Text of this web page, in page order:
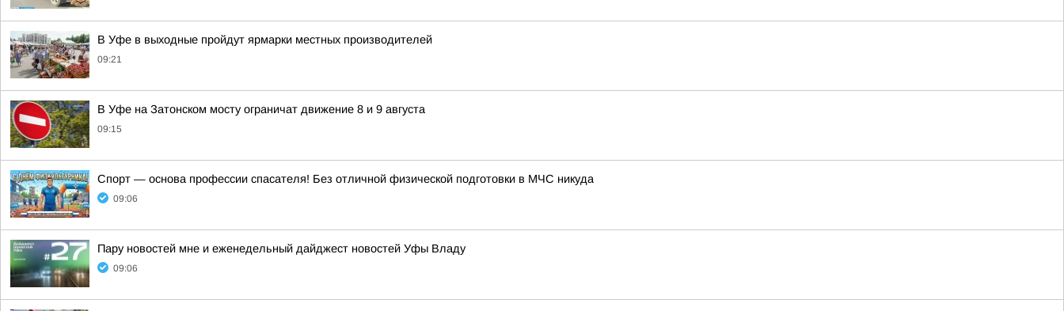
В Уфе в выходные пройдут ярмарки местных производителей
09:21
В Уфе на Затонском мосту ограничат движение 8 и 9 августа
09:15
Спорт — основа профессии спасателя! Без отличной физической подготовки в МЧС никуда
09:06
Пару новостей мне и еженедельный дайджест новостей Уфы Владу
09:06